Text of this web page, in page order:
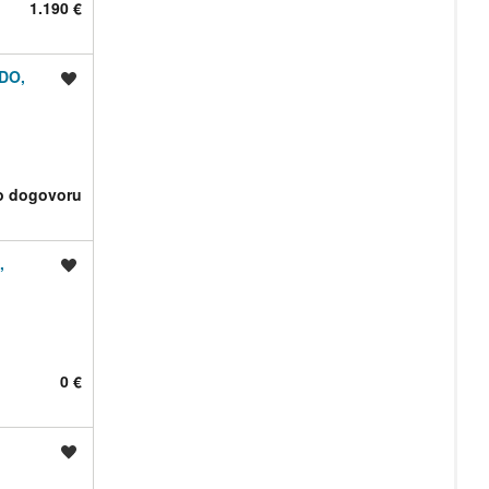
1.190 €
dogovoru
0 €